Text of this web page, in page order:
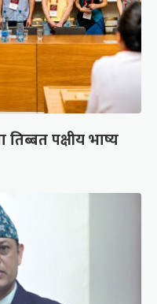
तिब्बत पक्षीय भाष्य